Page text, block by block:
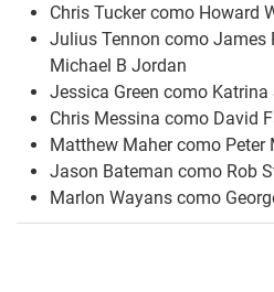
Chris Tucker como Howard
Julius Tennon como James
Michael B Jordan
Jessica Green como Katrina
Chris Messina como David
Matthew Maher como Peter
Jason Bateman como Rob
Marlon Wayans como